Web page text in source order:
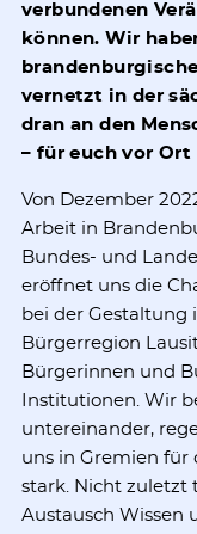
verbundenen
können. Wir
vernetzt in der
dran an den
– für euch vor Ort
Von Dezember
Arbeit in
Bundes- und
eröffnet uns die
bei der Gestaltung
Bürgerregion
Bürgerinnen und
Institutionen. Wir
untereinander,
uns in Gremien für
stark. Nicht zuletzt
Austausch Wissen